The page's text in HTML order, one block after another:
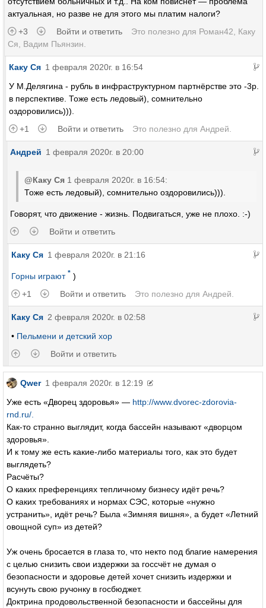
актуальная, но разве не для этого мы платим налоги?
+3
Войти и ответить Это полезно для Роман42
Каку
Ся
Вадим Пьянзин
Каку Ся 1 февраля 2020г. в 16:54
У М.Делягина - рубль в инфраструктурном партнёрстве это -3р.
в перспективе. Тоже есть ледовый), сомнительно
оздоровились))).
+1
Войти и ответить Это полезно для Андрей
Андрей 1 февраля 2020г. в 20:00
@Каку Ся 1 февраля 2020г. в 16:54:
Тоже есть ледовый), сомнительно оздоровились))).
Говорят, что движение - жизнь. Подвигаться, уже не плохо. :-)
Войти и ответить
Каку Ся 1 февраля 2020г. в 21:16
Горны играют * )
+1
Войти и ответить Это полезно для Андрей
Каку Ся 2 февраля 2020г. в 02:58
• Пельмени и детский хор
Войти и ответить
Qwer 1 февраля 2020г. в 12:19
Уже есть «Дворец здоровья» — http://www.dvorec-zdorovia-
rnd.ru/.
Как-то странно выглядит, когда бассейн называют «дворцом
здоровья».
И к тому же есть какие-либо материалы того, как это будет
выглядеть?
Расчёты?
О каких преференциях тепличному бизнесу идёт речь?
О каких требованиях и нормах СЭС, которые «нужно
устранить», идёт речь? Была «Зимняя вишня», а будет «Летний
овощной суп» из детей?
Уж очень бросается в глаза то, что некто под благие намерения
с целью снизить свои издержки за госсчёт не думая о
безопасности и здоровье детей хочет снизить издержки и
всунуть свою ручонку в госбюджет.
Доктрина продовольственной безопасности и бассейны для